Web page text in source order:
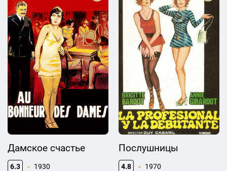
Дамское счастье
6.3 1930
Послушницы
4.8 1970